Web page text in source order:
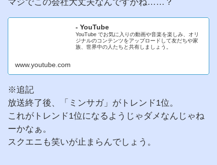
- YouTube
YouTube でお気に入りの動画や音楽を楽しみ、オリ
ジナルのコンテンツをアップロードして友だちや家
族、世界中の人たちと共有しましょう。
www.youtube.com
※追記
放送終了後、「ミンサガ」がトレンド1位。
これがトレンド1位になるようじゃダメなんじゃね
ーかなぁ。
スクエニも笑いが止まらんでしょう。